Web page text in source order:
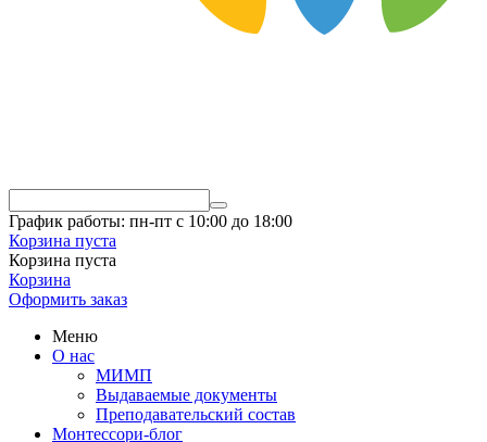
График работы: пн-пт с 10:00 до 18:00
Корзина пуста
Корзина пуста
Корзина
Оформить заказ
Меню
О нас
МИМП
Выдаваемые документы
Преподавательский состав
Монтессори-блог